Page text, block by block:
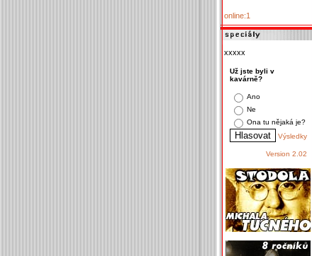
online:1
xxxxx
Už jste byli v
kavárně?
Ano
Ne
Ona tu nějaká je?
Výsledky
Version 2.02